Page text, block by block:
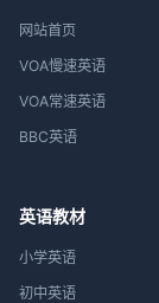
网站首页
VOA慢速英语
VOA常速英语
BBC英语
英语教材
小学英语
初中英语